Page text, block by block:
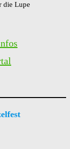
die Lupe